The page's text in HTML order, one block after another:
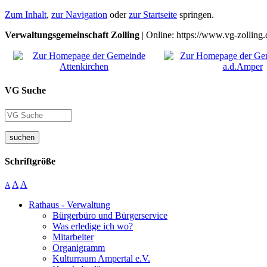
Zum Inhalt, zur Navigation oderzur Startseite springen.
Verwaltungsgemeinschaft Zolling | Online: https://www.vg-
VG Suche
suchen
Schriftgröße
A A A
Rathaus - Verwaltung
Bürgerbüro und Bürgerservice
Was erledige ich wo?
Mitarbeiter
Organigramm
Kulturraum Ampertal e.V.